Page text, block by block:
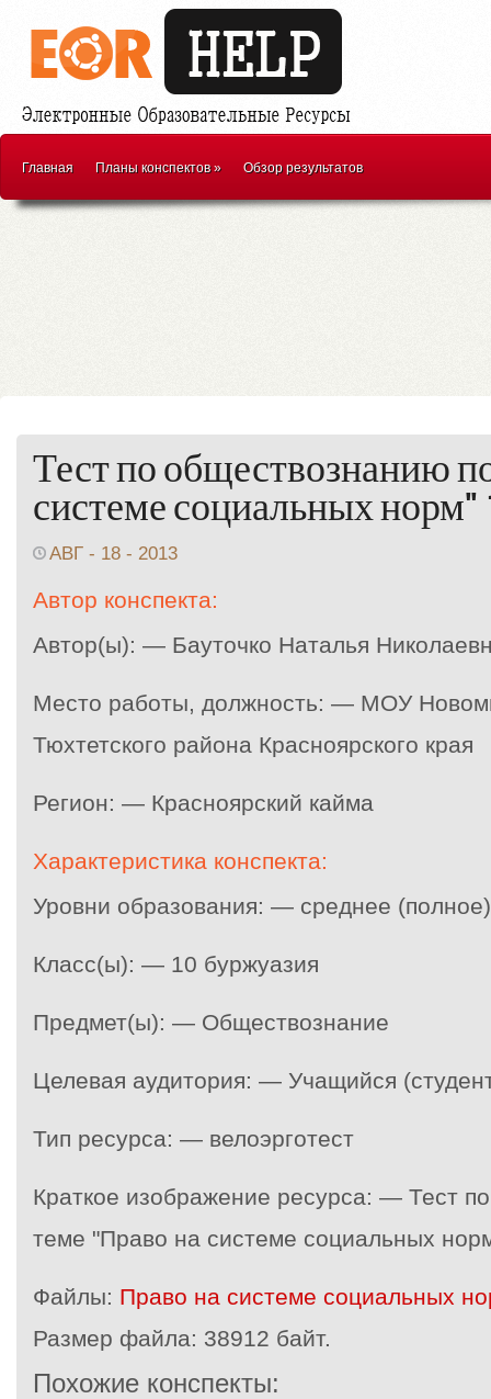
Главная Планы конспектов» Обзор результатов
Тест по обществознанию
системе социальных норм"
АВГ - 18 - 2013
Автор конспекта:
Автор(ы): — Бауточко Наталья
Место работы, должность: — МОУ
Тюхтетского района Красноярского края
Регион: — Красноярский кайма
Характеристика конспекта:
Уровни образования: — среднее
Класс(ы): — 10 буржуазия
Предмет(ы): — Обществознание
Целевая аудитория: — Учащийся
Тип ресурса: — велоэрготест
Краткое изображение ресурса: — Тест
теме "Право на системе социальных
Файлы: Право на системе социальных
Размер файла: 38912 байт.
Похожие конспекты: